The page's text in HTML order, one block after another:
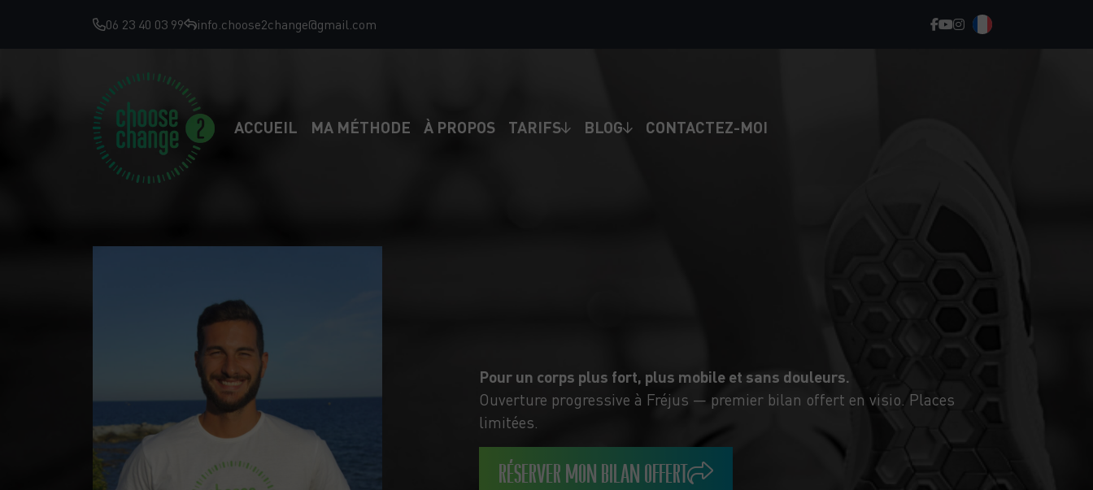
06 23 40 03 99 info.choose2change@gmail.com
ACCUEIL MA MÉTHODE À PROPOS TARIFS BLOG CONTACTEZ-MOI
Pour un corps plus fort, plus mobile et sans douleurs.
Ouverture progressive à Fréjus — premier bilan offert en visio. Places
limitées.
RÉSERVER MON BILAN OFFERT